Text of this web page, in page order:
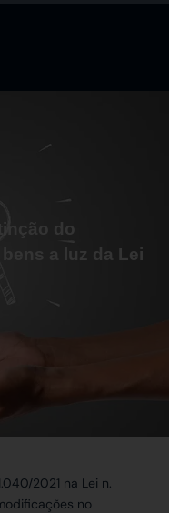
do
a luz da Lei
2021 na Lei n.
no